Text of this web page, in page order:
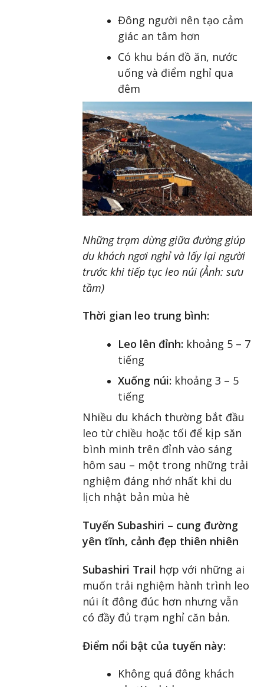
Đông người nên tạo cảm
giác an tâm hơn
Có khu bán đồ ăn, nước
uống và điểm nghỉ qua
đêm
Những trạm dừng giữa đường giúp
du khách ngơi nghỉ và lấy lại người
trước khi tiếp tục leo núi (Ảnh: sưu
tầm)
Thời gian leo trung bình:
Leo lên đỉnh: khoảng 5 – 7
tiếng
Xuống núi: khoảng 3 – 5
tiếng
Nhiều du khách thường bắt đầu
leo từ chiều hoặc tối để kịp săn
bình minh trên đỉnh vào sáng
hôm sau – một trong những trải
nghiệm đáng nhớ nhất khi du
lịch nhật bản mùa hè
Tuyến Subashiri – cung đường
yên tĩnh, cảnh đẹp thiên nhiên
Subashiri Trail hợp với những ai
muốn trải nghiệm hành trình leo
núi ít đông đúc hơn nhưng vẫn
có đầy đủ trạm nghỉ căn bản.
Điểm nổi bật của tuyến này:
Không quá đông khách